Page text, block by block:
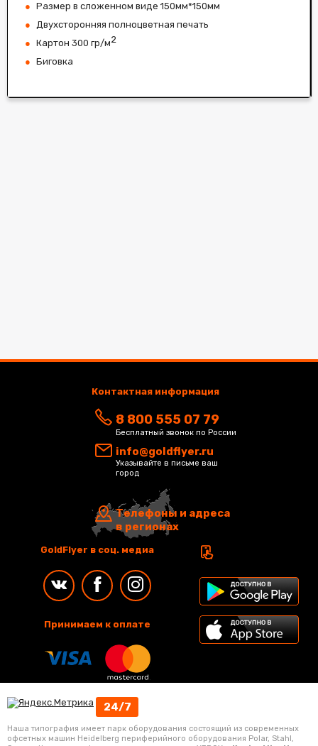
Размер в сложенном виде 150мм*150мм
Двухсторонняя полноцветная печать
Картон 300 гр/м2
Биговка
Контактная информация
8 800 555 07 79
Бесплатный звонок по России
info@goldflyer.ru
Указывайте в письме ваш
город
Телефоны и адреса
в регионах
GoldFlyer в соц. медиа
Принимаем к оплате
24/7
Наша типография имеет парк оборудования состоящий из современных
офсетных машин Heidelberg периферийного оборудования Polar, Stahl,